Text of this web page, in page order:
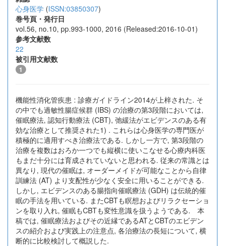
心身医学 (ISSN:03850307)
巻号頁・発行日
vol.56, no.10, pp.993-1000, 2016 (Released:2016-10-01)
参考文献数
22
被引用文献数
1
機能性消化管疾患 : 診療ガイドライン2014が上梓された. そ
の中でも過敏性腸症候群 (IBS) の治療の第3段階においては,
催眠療法, 認知行動療法 (CBT), 弛緩法がエビデンスのある有
効な治療として推奨された1) . これらは心身医学の専門医が
積極的に適用すべき治療法である. しかし一方で, 第3段階の
治療を複数はおろか一つでも縦横に使いこなせる心療内科医
もまだ十分には育成されていないと思われる. 従来の常識とは
異なり, 現代の催眠は, オーダーメイドが可能なことから自律
訓練法 (AT) より支配性が少なく安全に用いることができる.
しかし, エビデンスのある腸指向催眠療法 (GDH) は伝統的催
眠の手法を用いている. またCBTも瞑想およびリラクセーショ
ンを取り入れ, 催眠もCBTも変性意識を扱うようである. 本
稿では, 催眠療法およびその近縁であるATとCBTのエビデン
スの紹介および実践上の注意点, 各治療法の長短について, 横
断的に比較検討して概説した.